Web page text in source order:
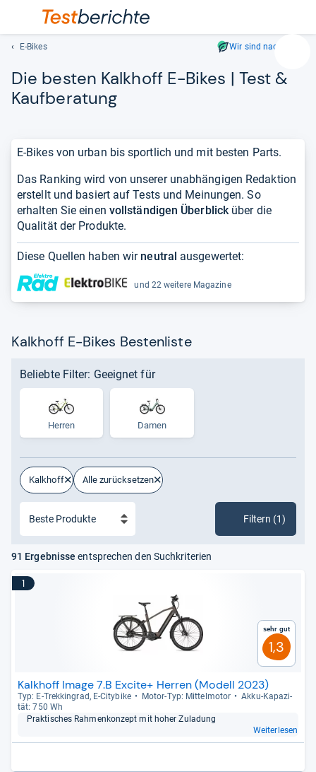
Geben
ein.
sich
E-Bikes Wir sind nachhaltig
Die bes­ten Kalk­hoff E-​Bikes | Test &
Kauf­be­ra­tung
E-Bikes von urban bis sportlich und mit besten Parts.
Das Ranking wird von unserer unabhängigen Redaktion
erstellt und basiert auf Tests und Meinungen. So
erhalten Sie einen vollständigen Überblicküber die
Qualität der Produkte.
Diese Quellen haben wir neutral ausgewertet:
und 22 weitere Magazine
Kalkhoff E-Bikes Bestenliste
Beliebte Filter: Geeignet für
Herren Damen
Kalkhoff Alle zurücksetzen
Filtern (1)
91 Ergebnisse entsprechen den Suchkriterien
1
Sehr gut
1,3
Kalkhoff Image 7.B Excite+ Herren (Modell 2023)
Typ: E-​Trek­kin­grad, E-​City­bike Motor-​Typ: Mit­tel­mo­tor
Akku-​Kapa­zi­
tät: 750 Wh
Prak­ti­sches Rah­men­kon­zept mit hoher Zula­dung
Weiterlesen